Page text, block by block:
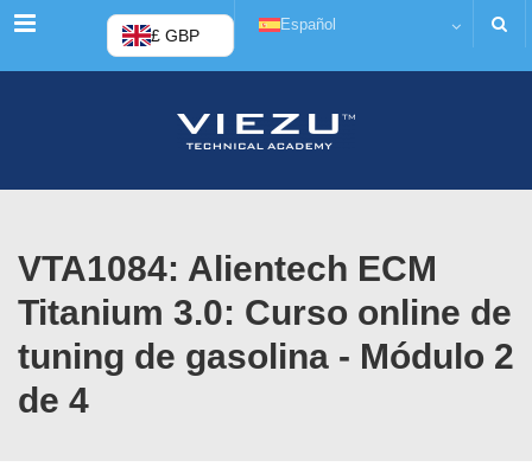
Menú £ GBP
Español
VTA1084: Alientech ECM
Titanium 3.0: Curso online de
tuning de gasolina - Módulo 2
de 4